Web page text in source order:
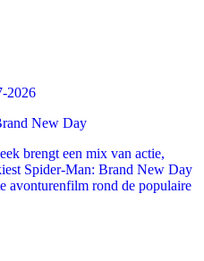
2026
New Day
brengt een mix van actie,
Spider-Man: Brand New Day
avonturenfilm rond de populaire